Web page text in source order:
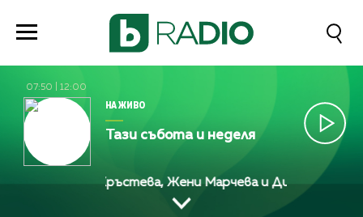
07:50 12:00
НА ЖИВО
Тази събота и неделя
Алекс Кръстева, Жени Марчева и Диана